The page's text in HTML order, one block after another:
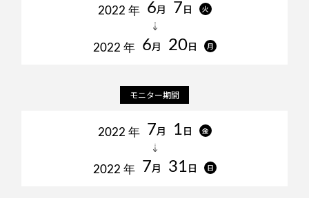
4K UHD/60p（APS-Cサイズ）
4K UHD/30p RAW動画 ※
6K
タイムプラスムービー
2022 年 6月 7日 火
2022 年 6月 20日 月
モニター期間
2022 年 7月 1日 金
2022 年 7月 31日 日